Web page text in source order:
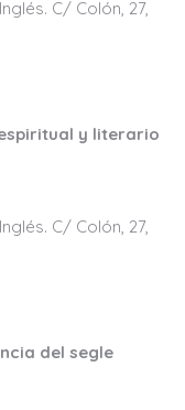
C/ Colón, 27,
y literario
C/ Colón, 27,
del segle